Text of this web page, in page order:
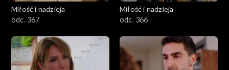
Miłość i nadzieja
odc. 367
Miłość i nadzieja
odc. 366